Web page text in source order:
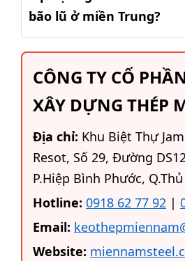
bão lũ ở miền Trung?
CÔNG TY CỔ
XÂY DỰNG THÉP
Địa chỉ: Khu Biệt Thự
Resot, Số 29, Đường
P.Hiệp Bình Phước,
Hotline: 0918 62 77 92 |
Email:
Website: